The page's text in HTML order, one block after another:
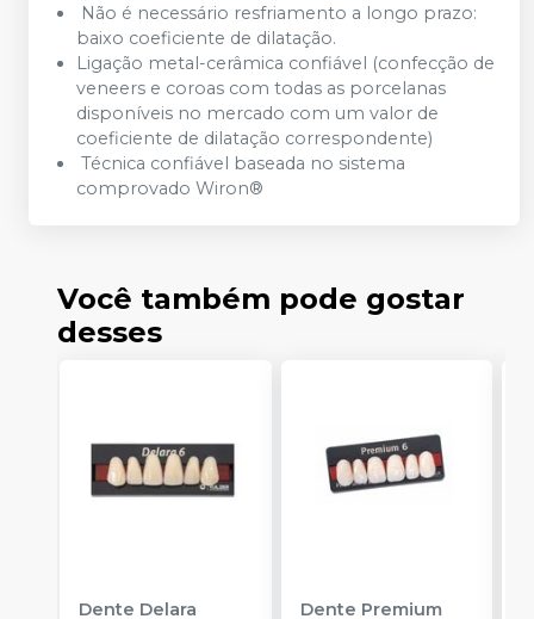
Não é necessário resfriamento a longo prazo:
baixo coeficiente de dilatação.
Ligação metal-cerâmica confiável (confecção de
veneers e coroas com todas as porcelanas
disponíveis no mercado com um valor de
coeficiente de dilatação correspondente)
Técnica confiável baseada no sistema
comprovado Wiron®
Você também pode gostar
desses
Dente Delara
Dente Premium